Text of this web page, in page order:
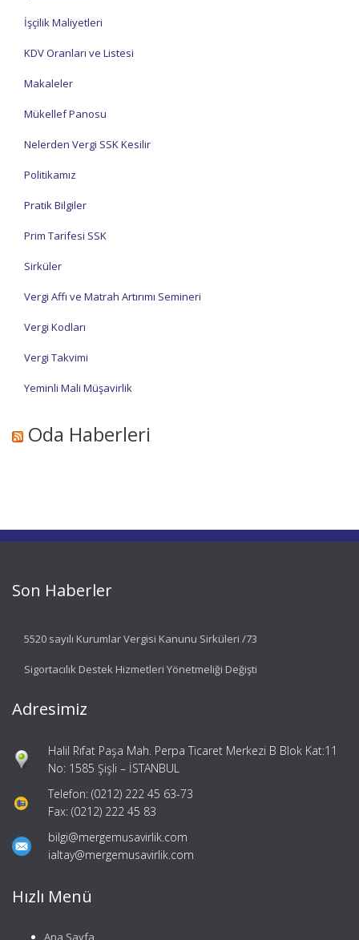
İşçilik Maliyetleri
KDV Oranları ve Listesi
Makaleler
Mükellef Panosu
Nelerden Vergi SSK Kesilir
Politikamız
Pratik Bilgiler
Prim Tarifesi SSK
Sirküler
Vergi Affı ve Matrah Artırımı Semineri
Vergi Kodları
Vergi Takvimi
Yeminli Mali Müşavirlik
Oda Haberleri
Son Haberler
5520 sayılı Kurumlar Vergisi Kanunu Sirküleri /73
Sigortacılık Destek Hizmetleri Yönetmeliği Değişti
Adresimiz
Halil Rıfat Paşa Mah. Perpa Ticaret Merkezi B Blok Kat:11
No: 1585 Şişli – İSTANBUL
Telefon: (0212) 222 45 63-73
Fax: (0212) 222 45 83
bilgi@mergemusavirlik.com
ialtay@mergemusavirlik.com
Hızlı Menü
Ana Sayfa